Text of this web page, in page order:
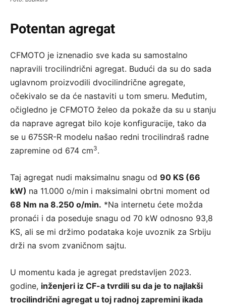
Potentan agregat
CFMOTO je iznenadio sve kada su samostalno
napravili trocilindrični agregat. Budući da su do sada
uglavnom proizvodili dvocilindrične agregate,
očekivalo se da će nastaviti u tom smeru. Međutim,
očigledno je CFMOTO želeo da pokaže da su u stanju
da naprave agregat bilo koje konfiguracije, tako da
se u 675SR-R modelu našao redni trocilindraš radne
zapremine od 674 cm3.
Taj agregat nudi maksimalnu snagu od 90 KS (66
kW) na 11.000 o/min i maksimalni obrtni moment od
68 Nm na 8.250 o/min. *Na internetu ćete možda
pronaći i da poseduje snagu od 70 kW odnosno 93,8
KS, ali se mi držimo podataka koje uvoznik za Srbiju
drži na svom zvaničnom sajtu.
U momentu kada je agregat predstavljen 2023.
godine, inženjeri iz CF-a tvrdili su da je to najlakši
trocilindrični agregat u toj radnoj zapremini ikada